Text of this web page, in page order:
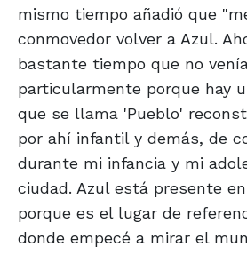
mismo tiempo añadió que
conmovedor volver a Azul.
bastante tiempo que no
particularmente porque hay
que se llama 'Pueblo'
por ahí infantil y demás, de
durante mi infancia y mi
ciudad. Azul está presente
porque es el lugar de
donde empecé a mirar el